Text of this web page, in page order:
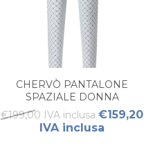
CHERVÒ PANTALONE
SPAZIALE DONNA
€199,00 IVA inclusa €159,20
IVA inclusa